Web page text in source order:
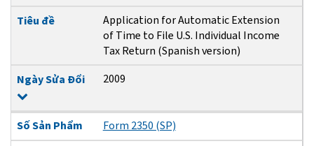
Tiêu đề
Application for Automatic Extension
of Time to File U.S. Individual Income
Tax Return (Spanish version)
Ngày Sửa Đổi
2009
Số Sản Phẩm
Form 2350 (SP)